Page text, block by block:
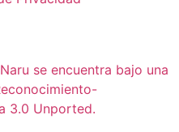
se encuentra bajo una
3.0 Unported.